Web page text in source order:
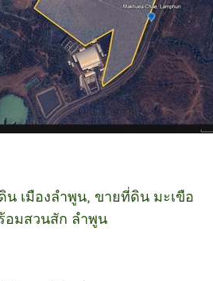
เมืองลำพูน, ขายที่ดิน มะเขือ
อมสวนสัก ลำพูน